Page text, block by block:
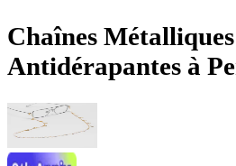
Chaînes Métalliques
Antidérapantes à